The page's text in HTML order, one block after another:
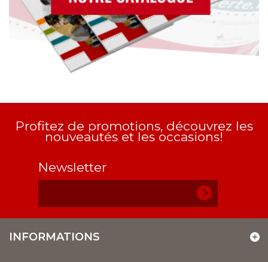
Profitez de promotions, découvrez les
nouveautés et les occasions!
Newsletter
INFORMATIONS